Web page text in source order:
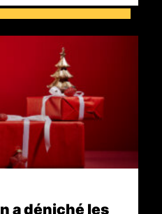
a déniché les